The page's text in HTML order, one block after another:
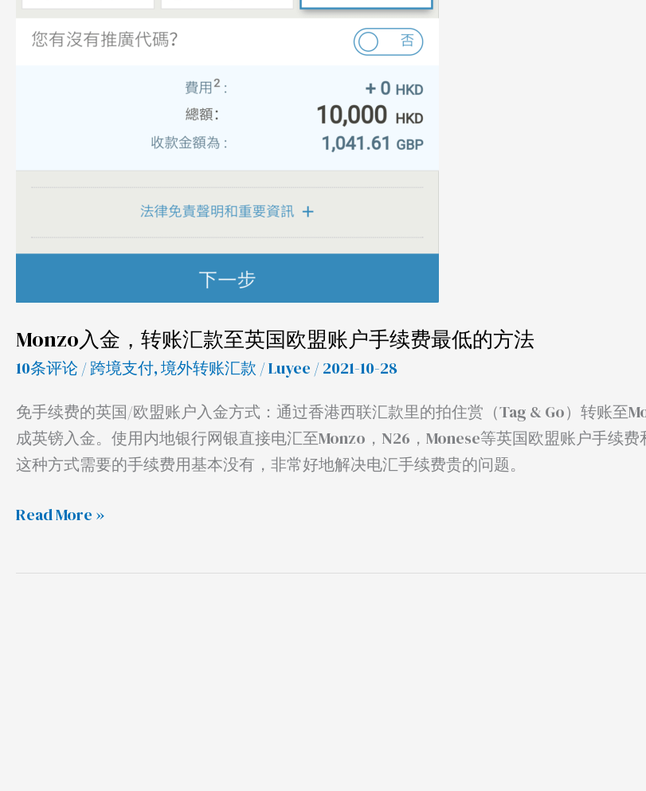
Monzo入金，转账汇款至英国欧盟账户手续费最低的方法
10条评论 /跨境支付,境外转账汇款 /Luyee / 2021-10-28
免手续费的英国/欧盟账户入金方式：通过香港西联汇款里的拍住赏（Tag & Go）转账至
成英镑入金。使用内地银行网银直接电汇至Monzo，N26，Monese等英国欧盟账户手续费
这种方式需要的手续费用基本没有，非常好地解决电汇手续费贵的问题。
方
Read More »